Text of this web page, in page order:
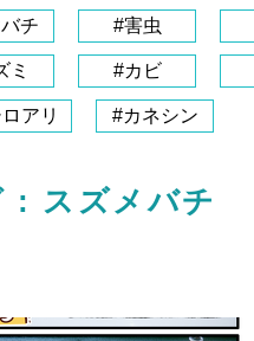
チ #害虫
ミ #カビ
アリ #カネシン
: スズメバチ